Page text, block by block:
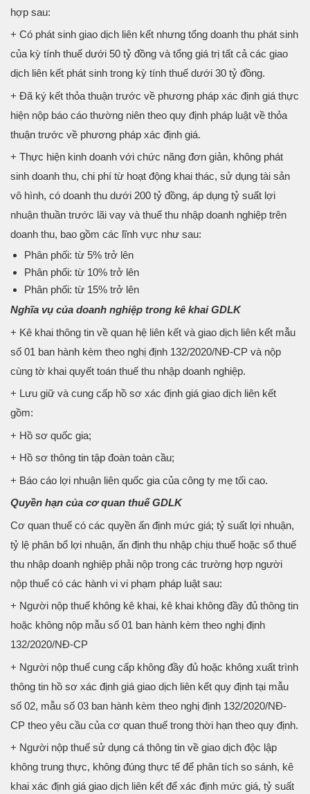
hợp sau:
+ Có phát sinh giao dịch liên kết nhưng tổng doanh thu phát sinh
của kỳ tính thuế dưới 50 tỷ đồng và tổng giá trị tất cả các giao
dịch liên kết phát sinh trong kỳ tính thuế dưới 30 tỷ đồng.
+ Đã ký kết thỏa thuận trước về phương pháp xác định giá thực
hiện nộp báo cáo thường niên theo quy định pháp luật về thỏa
thuận trước về phương pháp xác định giá.
+ Thực hiện kinh doanh với chức năng đơn giản, không phát
sinh doanh thu, chi phí từ hoạt động khai thác, sử dụng tài sản
vô hình, có doanh thu dưới 200 tỷ đồng, áp dụng tỷ suất lợi
nhuận thuần trước lãi vay và thuế thu nhập doanh nghiệp trên
doanh thu, bao gồm các lĩnh vực như sau:
Phân phối: từ 5% trở lên
Phân phối: từ 10% trở lên
Phân phối: từ 15% trở lên
Nghĩa vụ của doanh nghiệp trong kê khai GDLK
+ Kê khai thông tin về quan hệ liên kết và giao dịch liên kết mẫu
số 01 ban hành kèm theo nghị định 132/2020/NĐ-CP và nộp
cùng tờ khai quyết toán thuế thu nhập doanh nghiệp.
+ Lưu giữ và cung cấp hồ sơ xác định giá giao dịch liên kết
gồm:
+ Hồ sơ quốc gia;
+ Hồ sơ thông tin tập đoàn toàn cầu;
+ Báo cáo lợi nhuận liên quốc gia của công ty mẹ tối cao.
Quyền hạn của cơ quan thuế GDLK
Cơ quan thuế có các quyền ấn định mức giá; tỷ suất lợi nhuận,
tỷ lệ phân bổ lợi nhuận, ấn định thu nhập chịu thuế hoặc số thuế
thu nhập doanh nghiệp phải nộp trong các trường hợp người
nộp thuế có các hành vi vi phạm pháp luật sau:
+ Người nộp thuế không kê khai, kê khai không đầy đủ thông tin
hoặc không nộp mẫu số 01 ban hành kèm theo nghị định
132/2020/NĐ-CP
+ Người nộp thuế cung cấp không đầy đủ hoặc không xuất trình
thông tin hồ sơ xác định giá giao dịch liên kết quy định tại mẫu
số 02, mẫu số 03 ban hành kèm theo nghị định 132/2020/NĐ-
CP theo yêu cầu của cơ quan thuế trong thời hạn theo quy định.
+ Người nộp thuế sử dụng cá thông tin về giao dịch độc lập
không trung thực, không đúng thực tế để phân tích so sánh, kê
khai xác định giá giao dịch liên kết để xác định mức giá, tỷ suất